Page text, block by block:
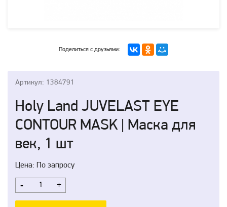
Поделиться с друзьями:
Артикул: 1384791
Holy Land JUVELAST EYE
CONTOUR MASK | Маска для
век, 1 шт
Цена: По запросу
- +